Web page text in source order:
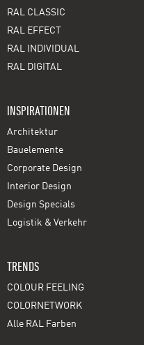
RAL CLASSIC
RAL EFFECT
RAL INDIVIDUAL
RAL DIGITAL
INSPIRATIONEN
Architektur
Bauelemente
Corporate Design
Interior Design
Design Specials
Logistik & Verkehr
TRENDS
COLOUR FEELING
COLORNETWORK
Alle RAL Farben